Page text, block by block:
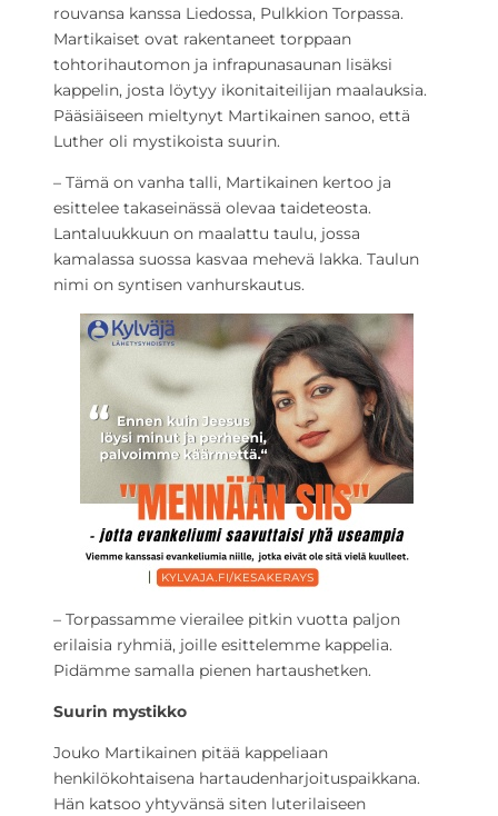
rouvansa kanssa Liedossa, Pulkkion Torpassa.
Martikaiset ovat rakentaneet torppaan
tohtorihautomon ja infrapunasaunan lisäksi
kappelin, josta löytyy ikonitaiteilijan maalauksia.
Pääsiäiseen mieltynyt Martikainen sanoo, että
Luther oli mystikoista suurin.
– Tämä on vanha talli, Martikainen kertoo ja
esittelee takaseinässä olevaa taideteosta.
Lantaluukkuun on maalattu taulu, jossa
kamalassa suossa kasvaa mehevä lakka. Taulun
nimi on syntisen vanhurskautus.
– Torpassamme vierailee pitkin vuotta paljon
erilaisia ryhmiä, joille esittelemme kappelia.
Pidämme samalla pienen hartaushetken.
Suurin mystikko
Jouko Martikainen pitää kappeliaan
henkilökohtaisena hartaudenharjoituspaikkana.
Hän katsoo yhtyvänsä siten luterilaiseen